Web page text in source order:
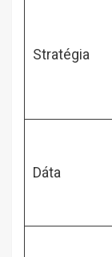
Stratégia
Dáta